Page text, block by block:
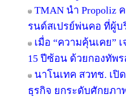
TMAN นำ Propoliz
รนด์สเปรย์พ่นคอ ที่ผู้บ
เมื่อ “ความคุ้นเคย”
15 ปีซ้อน ด้วยกองทัพ
นาโนเทค สวทช. เปิ
ธุรกิจ ยกระดับศักยภา